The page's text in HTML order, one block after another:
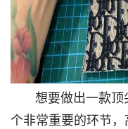
想要做出一款顶
个非常重要的环节